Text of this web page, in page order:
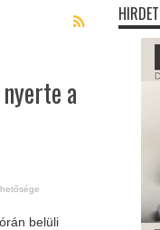
a
belüli